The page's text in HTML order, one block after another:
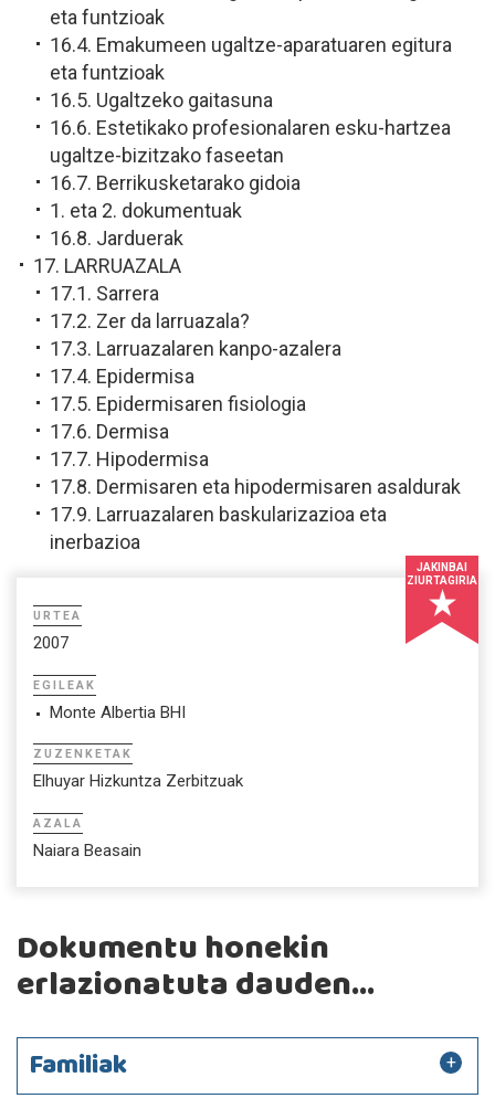
eta funtzioak
16.4. Emakumeen ugaltze-aparatuaren egitura
eta funtzioak
16.5. Ugaltzeko gaitasuna
16.6. Estetikako profesionalaren esku-hartzea
ugaltze-bizitzako faseetan
16.7. Berrikusketarako gidoia
1. eta 2. dokumentuak
16.8. Jarduerak
17. LARRUAZALA
17.1. Sarrera
17.2. Zer da larruazala?
17.3. Larruazalaren kanpo-azalera
17.4. Epidermisa
17.5. Epidermisaren fisiologia
17.6. Dermisa
17.7. Hipodermisa
17.8. Dermisaren eta hipodermisaren asaldurak
17.9. Larruazalaren baskularizazioa eta
inerbazioa
JAKINBAI
ZIURTAGIRIA
URTEA
2007
EGILEAK
Monte Albertia BHI
ZUZENKETAK
Elhuyar Hizkuntza Zerbitzuak
AZALA
Naiara Beasain
Dokumentu honekin
erlazionatuta dauden...
Familiak